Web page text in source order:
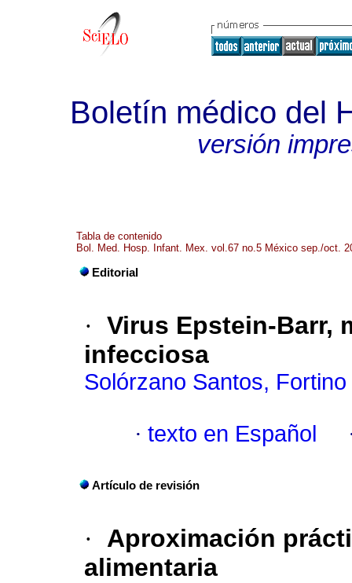
Boletín médico del
versión
Tabla de contenido
Bol. Med. Hosp. Infant. Mex. vol.67 no.5 México sep./oct.
Editorial
· Virus Epstein-Barr,
infecciosa
Solórzano Santos, Fortino
· texto en Español
Artículo de revisión
·
Aproximación
alimentaria